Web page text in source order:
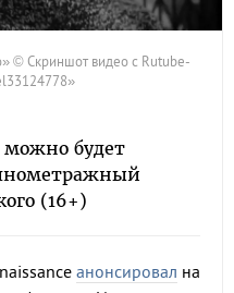
© Скриншот видео с Rutube-
можно будет
(16+)
анонсировал на